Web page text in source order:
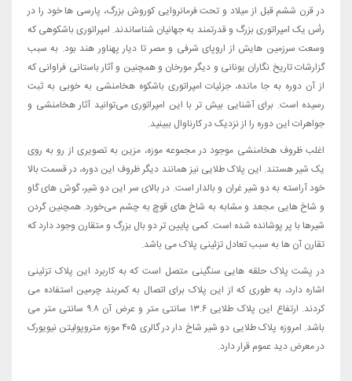
در قرن ششم قبل از میلاد و تحت فرمانروایی کوروش بزرگ، پارسی ها خود را در
رأس یک امپراتوری بزرگ و قدرتمند به جهانیان شناساندند. امپراتوری باشکوهی که
وسعت سرزمین هایش از اروپای شرفی و مصر تا دیار پهناور هند بود. به سبب
گزارشات تاریخ نگاران یونانی و دیگر مورخان و همچنین و آثار باستانی فراوانی که
از آن دوره به جا مانده، جزئیات امپراتوری باشکوه هخامنشی به خوبی به ثبت
رسیده است. برای آشنایی بیش تر با این امپراتوری می‌توانید آثار هخامنشی و
جواهرات این دوره را از نزدیک در کارناوال ببینید.
اغلب ظروف هخامنشی موجود در مجموعه موزه، مزین به تصویری از رو به روی
یک شیر هستند. این پلاک طلایی نیز همانند دیگر ظروف این دوره، در قسمت بالا
خود آراسته به دو شیر غران و بالدار است. در بالای سر این دو شیر، گوش های گاو
و شاخ هایی مجعد و مشابه به شاخ های قوچ به چشم می‌خورد. همچنین گردن
شیرها با پر پوشانده شده است. کمی پایین تر دو بال بزرگ و متقارن وجود دارد که
تقارن آن ها به سبب تعادل تزئینی پلاک می باشد.
در پشت پلاک حلقه هایی سنگینی متصل است که به کاربرد این پلاک تزئینی
اشاره دارد، به طوری که از این پلاک برای اتصال به کمربند چرمین استفاده می
کردند. ارتفاع این پلاک طلایی ۱۳.۶ سانتی متر و عرض آن ۹.۸ سانتی متر می
باشد. امروزه پلاک طلایی دو شیر شاخ دار در گالری ۴۰۵ موزه متروپولیتن نیویورک
در معرض دید عموم قرار دارد.